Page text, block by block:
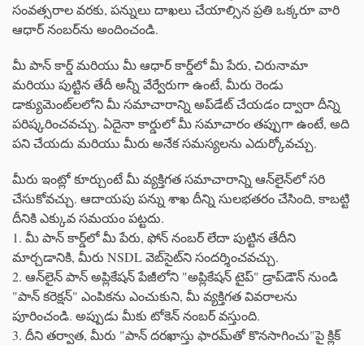
సంవత్సరాల వరకు, పన్నులు దాఖలు చేయాల్సిన ప్రతి ఒక్కరూ వారి
ఆధార్ నంబర్‌ను అందించండి.
మీ పాన్ కార్డ్ మరియు మీ ఆధార్ కార్డ్‌లో మీ పేరు, చిరునామా
మరియు పుట్టిన తేదీ అన్నీ వేర్వేరుగా ఉంటే, మీరు రెండు
డాక్యుమెంట్‌లలోని మీ సమాచారాన్ని అప్‌డేట్ చేయడం ద్వారా దీన్ని
పరిష్కరించవచ్చు. ఏదైనా కార్డులో మీ సమాచారం తప్పుగా ఉంటే, అది
పని చేయదు మరియు మీరు అనేక సమస్యలను ఎదుర్కోవచ్చు.
మీరు ఇంట్లో కూర్చుంటే మీ వ్యక్తిగత సమాచారాన్ని ఆన్‌లైన్‌లో సరి
చేసుకోవచ్చు. ఆదాయపు పన్ను శాఖ దీన్ని సులభతరం చేసింది, కాబట్టి
దీనికి ఎక్కువ సమయం పట్టదు.
1. మీ పాన్ కార్డ్‌లో మీ పేరు, ఫోన్ నంబర్ లేదా పుట్టిన తేదీని
మార్చడానికి, మీరు NSDL వెబ్‌సైట్‌ని సందర్శించవచ్చు.
2. ఆన్‌లైన్ పాన్ అప్లికేషన్ పేజీలోని "అప్లికేషన్ టైప్" డ్రాప్‌డౌన్ నుండి
"పాన్ కరెక్షన్" ఎంపికను ఎంచుకుని, మీ వ్యక్తిగత వివరాలను
పూరించండి. అప్పుడు మీకు టోకెన్ నంబర్ వస్తుంది.
3. దీని తర్వాత, మీరు "పాన్ దరఖాస్తు ఫారమ్‌తో కొనసాగించు"పై క్లిక్